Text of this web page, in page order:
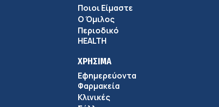
Ποιοι Είμαστε
Ο Όμιλος
Περιοδικό
HEALTH
ΧΡΗΣΙΜΑ
Εφημερεύοντα
Φαρμακεία
Κλινικές